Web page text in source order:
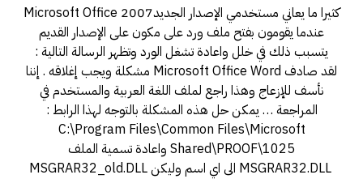
كثيرا ما يعاني مستخدمي الإصدار الجديد2007 Microsoft Office
عندما يقومون بفتح ملف ورد على مكون على الإصدار القديم
يتسبب ذلك في خلل واعادة تشغل الورد وتظهر الرسالة التالية :
لقد صادف Microsoft Office Word مشكلة ويجب إغلاقه . إننا
نأسف للإزعاج وهذا راجع لملف اللغة العربية والمستخدم في
المراجعة … يمكن حل هذه المشكلة بالتوجه لهذا الرابط :
C:\Program Files\Common Files\Microsoft
Shared\PROOF\1025 واعادة تسمية الملف
MSGRAR32.DLL الى اي اسم وليكن MSGRAR32_old.DLL